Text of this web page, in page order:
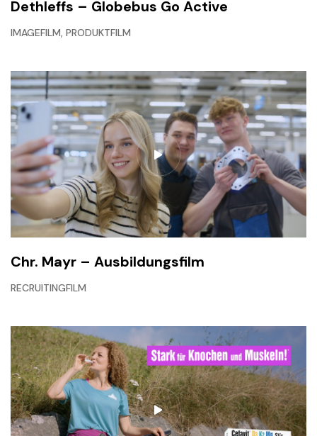
Dethleffs – Globebus Go Active
IMAGEFILM, PRODUKTFILM
Chr. Mayr – Ausbildungsfilm
RECRUITINGFILM